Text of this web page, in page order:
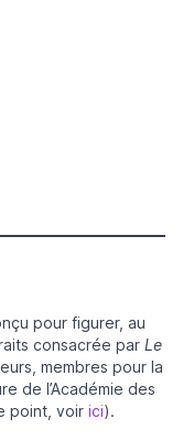
pour figurer, au
consacrée par Le
membres pour la
de l’Académie des
point, voir ici).